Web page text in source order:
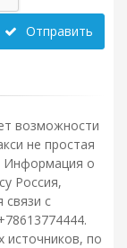
Отправить
возможности
не простая
Информация о
Россия,
связи с
по